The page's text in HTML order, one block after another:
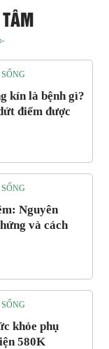
kín là bệnh gì?
điểm được
Nguyên
và cách
khỏe phụ
580K